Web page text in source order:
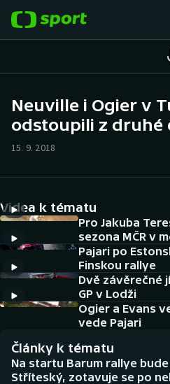
Hokej
Cyklistika
DALŠÍ SPORTY
Americký fotbal
Baseball a softbal
Basketbal
NEPŘEHLÉDNĚTE
Historické návraty
Neuville i Ogier v
odstoupili z druhé
15. 9. 2018
Videa k tématu
Pro Jakuba
sezona MČR v
Pajari po
Finskou rallye
Dvě závěrečné
GP v Lodži
Ogier a Evans
vede Pajari
Články k tématu
Na startu Barum rallye
Stříteský, zotavuje se po